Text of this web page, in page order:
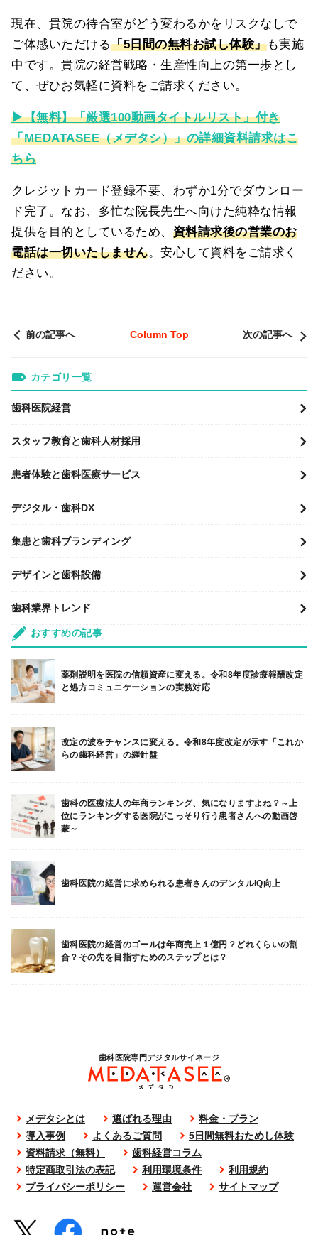
現在、貴院の待合室がどう変わるかをリスクなしで
ご体感いただける「5日間の無料お試し体験」も実施
中です。貴院の経営戦略・生産性向上の第一歩とし
て、ぜひお気軽に資料をご請求ください。
▶【無料】「厳選100動画タイトルリスト」付き
「MEDATASEE（メデタシ）」の詳細資料請求はこ
ちら
クレジットカード登録不要、わずか1分でダウンロー
ド完了。なお、多忙な院長先生へ向けた純粋な情報
提供を目的としているため、 資料請求後の営業のお
電話は一切いたしません。安心して資料をご請求く
ださい。
前の記事へ Column Top 次の記事へ
カテゴリ一覧
歯科医院経営
スタッフ教育と歯科人材採用
患者体験と歯科医療サービス
デジタル・歯科DX
集患と歯科ブランディング
デザインと歯科設備
歯科業界トレンド
おすすめの記事
薬剤説明を医院の信頼資産に変える。令和8年度診療報酬改定
と処方コミュニケーションの実務対応
改定の波をチャンスに変える。令和8年度改定が示す「これか
らの歯科経営」の羅針盤
歯科の医療法人の年商ランキング、気になりますよね？～上
位にランキングする医院がこっそり行う患者さんへの動画啓
蒙～
歯科医院の経営に求められる患者さんのデンタルIQ向上
歯科医院の経営のゴールは年商売上１億円？どれくらいの割
合？その先を目指すためのステップとは？
歯科医院専門デジタルサイネージ
メデタシとは 選ばれる理由
料金・プラン
導入事例
よくあるご質問
5日間無料おためし体験
資料請求（無料）
歯科経営コラム
特定商取引法の表記
利用環境条件
利用規約
プライバシーポリシー
運営会社 サイトマップ